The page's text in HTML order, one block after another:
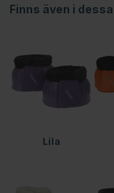
Finns även i
Lila